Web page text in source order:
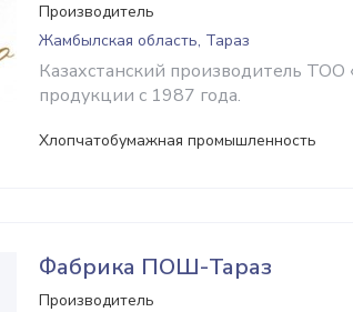
Производитель
Жамбылская область, Тараз
Казахстанский производитель
продукции с 1987 года.
Хлопчатобумажная промышленность
Фабрика ПОШ-Тараз
Производитель